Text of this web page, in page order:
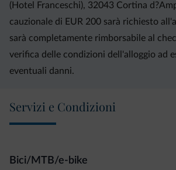
(Hotel Franceschi), 32043 Cortina
cauzionale di EUR 200 sarà richiesto
sarà completamente rimborsabile al
verifica delle condizioni dell'alloggio ad
eventuali danni.
Servizi e Condizioni
Bici/MTB/e-bike